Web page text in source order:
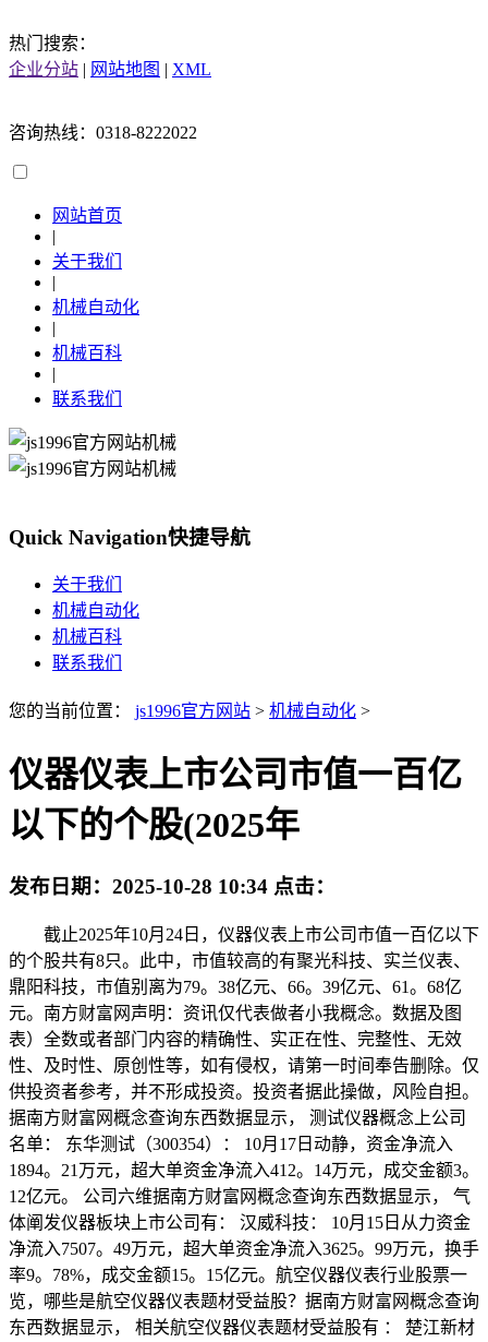
热门搜索：
企业分站 | 网站地图 | XML
咨询热线：0318-8222022
网站首页
|
关于我们
|
机械自动化
|
机械百科
|
联系我们
Quick Navigation快捷导航
关于我们
机械自动化
机械百科
联系我们
您的当前位置： js1996官方网站 > 机械自动化 >
仪器仪表上市公司市值一百亿
以下的个股(2025年
发布日期： 2025-10-28 10:34 点击：
截止2025年10月24日，仪器仪表上市公司市值一百亿以下
的个股共有8只。此中，市值较高的有聚光科技、实兰仪表、
鼎阳科技，市值别离为79。38亿元、66。39亿元、61。68亿
元。南方财富网声明：资讯仅代表做者小我概念。数据及图
表）全数或者部门内容的精确性、实正在性、完整性、无效
性、及时性、原创性等，如有侵权，请第一时间奉告删除。仅
供投资者参考，并不形成投资。投资者据此操做，风险自担。
据南方财富网概念查询东西数据显示， 测试仪器概念上公司
名单： 东华测试（300354）： 10月17日动静，资金净流入
1894。21万元，超大单资金净流入412。14万元，成交金额3。
12亿元。 公司六维据南方财富网概念查询东西数据显示， 气
体阐发仪器板块上市公司有： 汉威科技： 10月15日从力资金
净流入7507。49万元，超大单资金净流入3625。99万元，换手
率9。78%，成交金额15。15亿元。航空仪器仪表行业股票一
览，哪些是航空仪器仪表题材受益股？据南方财富网概念查询
东西数据显示， 相关航空仪器仪表题材受益股有 ： 楚江新材